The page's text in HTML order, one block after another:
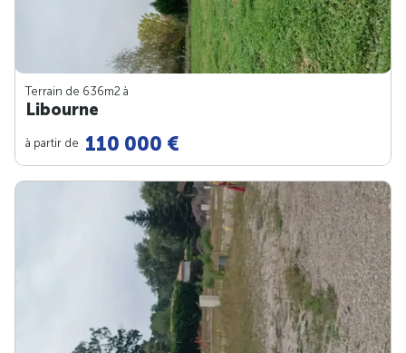
Terrain de 636m2 à
Libourne
à partir de 110 000 €